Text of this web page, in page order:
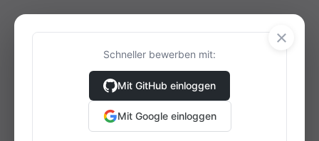
×
Schneller bewerben mit:
Mit GitHub einloggen
Mit Google einloggen